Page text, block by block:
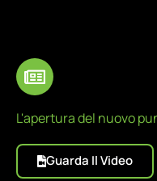
L'apertura del nuovo
Guarda Il Video